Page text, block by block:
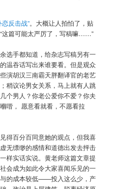
反击战”。大概让人拍怕了，贴
这篇可能太严厉了，写稿嘛……”
选手都知道，给杂志写稿另有一
温吞话写出来谁要看。但是观众
演胡汉三南霸天胖翻译官的老艺
稍议论男女关系，马上就有人跳
个男人？你老公爱你不爱？你夫
喈， 愿意看就看，不愿看拉
得百分百同意她的观点，但我喜
无缥缈的感情和道德出发去抨击
样实话实说。黄老师这篇文章提
会成为如此令大家喜闻乐见的一
的成本较低——投入这么少，产